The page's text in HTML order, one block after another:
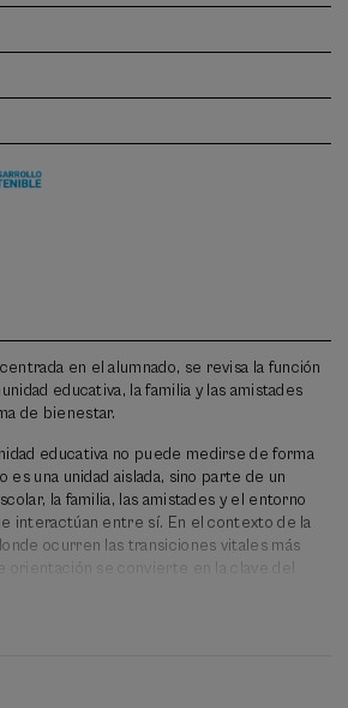
en el alumnado, se revisa la función
educativa, la familia y las amistades
de bienestar.
educativa no puede medirse de forma
es una unidad aislada, sino parte de un
la familia, las amistades y el entorno
interactúan entre sí. En el contexto de la
ocurren las transiciones vitales más
orientación se convierte en la clave del
qué redes la sostienen. Desde el punto de